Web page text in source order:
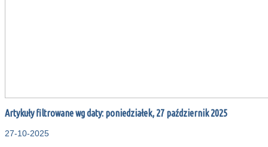
Artykuły filtrowane wg daty: poniedziałek, 27 październik 2025
27-10-2025